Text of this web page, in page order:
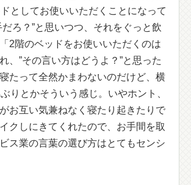
としてお使いいただくことになって
ろ？”と思いつつ、それをぐっと飲
2階のベッドをお使いいただくのは
、”その言い方はどうよ？”と思った
たって全然かまわないのだけど、横
りとかそういう感じ。いやホント、
お互い気兼ねなく寝たり起きたりで
クしにきてくれたので、お手間を取
ス業の言葉の選び方はとてもセンシ